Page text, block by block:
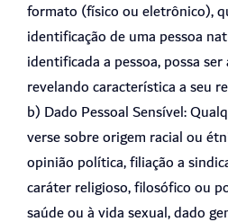
formato (físico ou eletrônico),
identificação de uma pessoa
identificada a pessoa, possa ser
revelando característica a seu
b) Dado Pessoal Sensível:
verse sobre origem racial ou
opinião política, filiação a
caráter religioso, filosófico ou
saúde ou à vida sexual, dado